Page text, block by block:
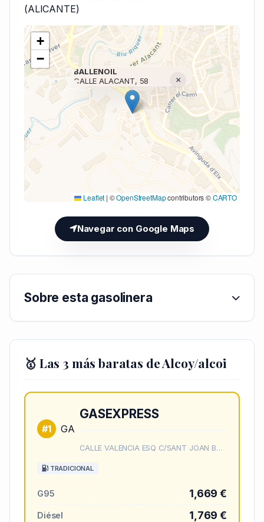
(ALICANTE)
Cargando mapa (V7 Inline)...
BALLENOIL
CALLE ALACANT, 58
×
+
−
Leaflet | ©OpenStreetMapcontributors ©CARTO
Navegar con Google Maps
Sobre esta gasolinera
🥇 Las 3 más baratas de Alcoy/alcoi
#1 GA
GASEXPRESS
CALLE VALENCIA ESQ C/SANT JOAN BOSCO, 1
TRADICIONAL
G95 1,669 €
Diésel 1,769 €